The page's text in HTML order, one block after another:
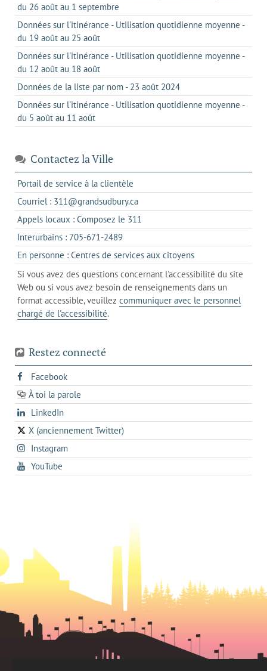
du 26 août au 1 septembre
Données sur l'itinérance - Utilisation quotidienne moyenne -
du 19 août au 25 août
Données sur l'itinérance - Utilisation quotidienne moyenne -
du 12 août au 18 août
Données de la liste par nom - 23 août 2024
Données sur l'itinérance - Utilisation quotidienne moyenne -
du 5 août au 11 août
Contactez la Ville
Portail de service à la clientèle
dans
un
nouvel
Courriel : 311@grandsudbury.cas'ouvre
dans
votre
de
messagerie
Appels locaux : Composez le 311
dans
un
client
de
votre
téléphone
Interurbains : 705-671-2489s'ouvre
dans
un
client
de
votre
En personne : Centres de services aux citoyenss'ouvre
dans
l'onglet
actuel
Si vous avez des questions concernant l'accessibilité du site
Web ou si vous avez besoin de renseignements dans un
format accessible, veuillez communiquer avec le personnel
chargé de l'accessibilité.
Restez connecté
Facebooks'ouvre
dans
un
onglet
À toi la parole
opens
in
a
new
tab
LinkedInopens
in
a
new
X (anciennement Twitter)
s'ouvre
dans
un
nouvel
Instagrams'ouvre
dans
un
YouTube
dans